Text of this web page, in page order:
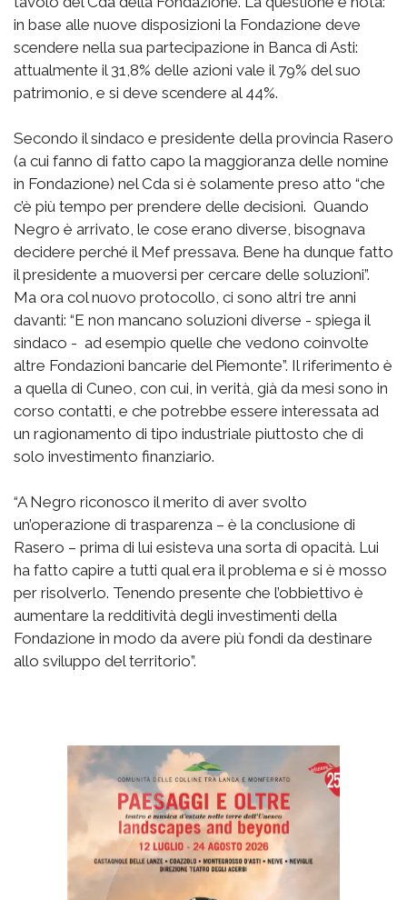
in base alle nuove disposizioni la Fondazione deve
scendere nella sua partecipazione in Banca di Asti:
attualmente il 31,8% delle azioni vale il 79% del suo
patrimonio, e si deve scendere al 44%.
Secondo il sindaco e presidente della provincia Rasero
(a cui fanno di fatto capo la maggioranza delle nomine
in Fondazione) nel Cda si è solamente preso atto “che
c’è più tempo per prendere delle decisioni. Quando
Negro è arrivato, le cose erano diverse, bisognava
decidere perché il Mef pressava. Bene ha dunque fatto
il presidente a muoversi per cercare delle soluzioni”.
Ma ora col nuovo protocollo, ci sono altri tre anni
davanti: “E non mancano soluzioni diverse - spiega il
sindaco - ad esempio quelle che vedono coinvolte
altre Fondazioni bancarie del Piemonte”. Il riferimento è
a quella di Cuneo, con cui, in verità, già da mesi sono in
corso contatti, e che potrebbe essere interessata ad
un ragionamento di tipo industriale piuttosto che di
solo investimento finanziario.
“A Negro riconosco il merito di aver svolto
un’operazione di trasparenza – è la conclusione di
Rasero – prima di lui esisteva una sorta di opacità. Lui
ha fatto capire a tutti qual era il problema e si è mosso
per risolverlo. Tenendo presente che l’obbiettivo è
aumentare la redditività degli investimenti della
Fondazione in modo da avere più fondi da destinare
allo sviluppo del territorio”.